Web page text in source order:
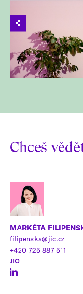
Chceš
MARKÉTA
filipenska@jic.cz
+420 725 887 511
JIC